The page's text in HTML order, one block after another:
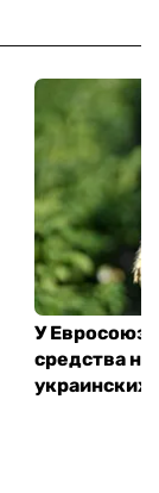
У
средства